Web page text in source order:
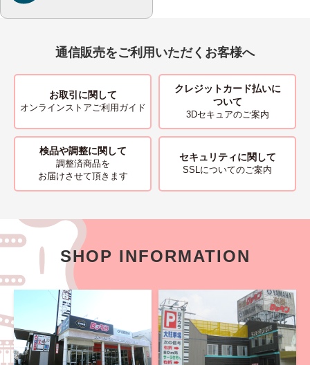
通信販売をご利用いただくお客様へ
お取引に関して
オンラインストアご利用ガイド
クレジットカード払いに
ついて
3Dセキュアのご案内
検品や調整に関して
調整済商品を
お届けさせて頂きます
セキュリティに関して
SSLについてのご案内
SHOP INFORMATION